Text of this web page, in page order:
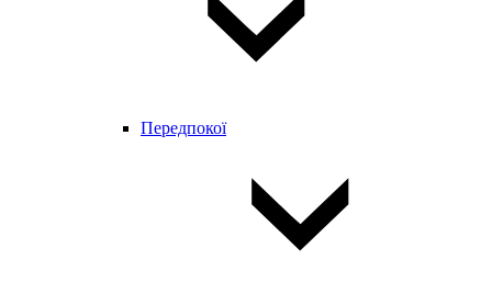
Передпокої